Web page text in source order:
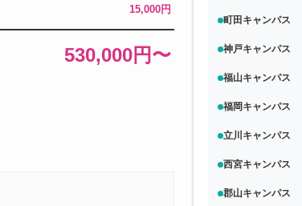
15,000円
530,000円〜
町田キャンパス
神戸キャンパス
福山キャンパス
福岡キャンパス
立川キャンパス
西宮キャンパス
郡山キャンパス